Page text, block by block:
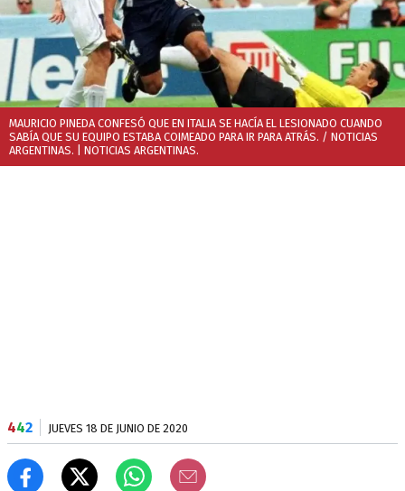
MAURICIO PINEDA CONFESÓ QUE EN ITALIA SE HACÍA EL LESIONADO CUANDO
SABÍA QUE SU EQUIPO ESTABA COIMEADO PARA IR PARA ATRÁS. / NOTICIAS
ARGENTINAS. | NOTICIAS ARGENTINAS.
442 JUEVES 18 DE JUNIO DE 2020